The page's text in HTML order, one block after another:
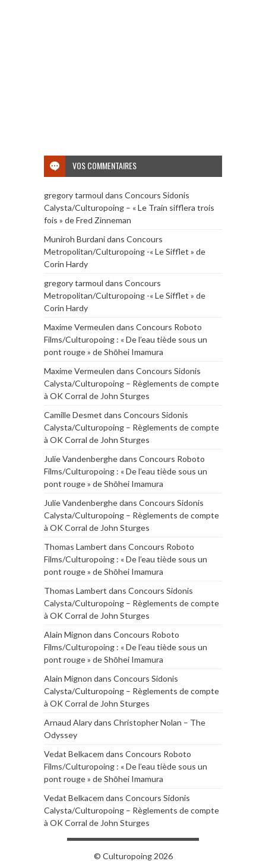
VOS COMMENTAIRES
gregory tarmoul dans Concours Sidonis
Calysta/Culturopoing – « Le Train sifflera trois
fois » de Fred Zinneman
Muniroh Burdanidans Concours
Metropolitan/Culturopoing -« Le Sifflet » de
Corin Hardy
gregory tarmoul dans Concours
Metropolitan/Culturopoing -« Le Sifflet » de
Corin Hardy
Maxime Vermeulen dans Concours Roboto
Films/Culturopoing : « De l’eau tiède sous un
pont rouge » de Shōhei Imamura
Maxime Vermeulen dans Concours Sidonis
Calysta/Culturopoing – Règlements de compte
à OK Corral de John Sturges
Camille Desmet dans Concours Sidonis
Calysta/Culturopoing – Règlements de compte
à OK Corral de John Sturges
Julie Vandenberghedans Concours Roboto
Films/Culturopoing : « De l’eau tiède sous un
pont rouge » de Shōhei Imamura
Julie Vandenberghedans Concours Sidonis
Calysta/Culturopoing – Règlements de compte
à OK Corral de John Sturges
Thomas Lambert dans Concours Roboto
Films/Culturopoing : « De l’eau tiède sous un
pont rouge » de Shōhei Imamura
Thomas Lambert dans Concours Sidonis
Calysta/Culturopoing – Règlements de compte
à OK Corral de John Sturges
Alain Mignon dans Concours Roboto
Films/Culturopoing : « De l’eau tiède sous un
pont rouge » de Shōhei Imamura
Alain Mignon dans Concours Sidonis
Calysta/Culturopoing – Règlements de compte
à OK Corral de John Sturges
Arnaud Alarydans Christopher Nolan – The
Odyssey
Vedat Belkacem dans Concours Roboto
Films/Culturopoing : « De l’eau tiède sous un
pont rouge » de Shōhei Imamura
Vedat Belkacem dans Concours Sidonis
Calysta/Culturopoing – Règlements de compte
à OK Corral de John Sturges
© Culturopoing 2026